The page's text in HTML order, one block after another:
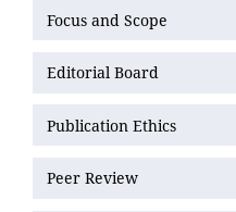
Focus and Scope
Editorial Board
Publication Ethics
Peer Review